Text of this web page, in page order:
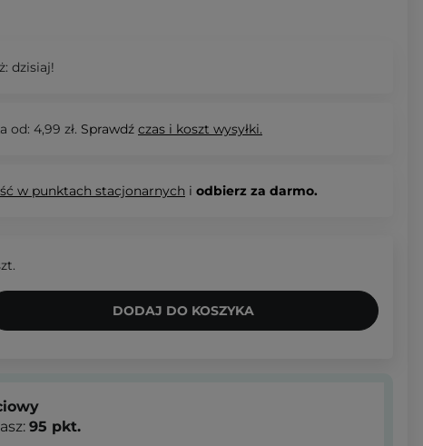
dzisiaj!
od: 4,99 zł. Sprawdź czas i koszt wysyłki.
w punktach stacjonarnych i odbierz za darmo.
DODAJ DO KOSZYKA
95 pkt.